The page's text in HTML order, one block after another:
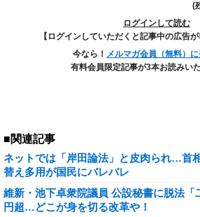
(
ログインして読む
【ログインしていただくと記事中の広告が
今なら！ メルマガ会員（無料）
有料会員限定記事が3本お読みいた
■関連記事
ネットでは「岸田論法」と皮肉られ…首
替え多用が国民にバレバレ
維新・池下卓衆院議員 公設秘書に脱法「
円超…どこが身を切る改革や！